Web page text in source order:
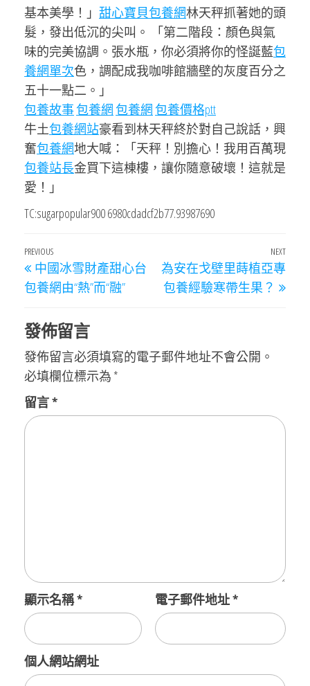
基本美學！」 甜心寶貝包養網林天秤抓著她的頭
髮，發出低沉的尖叫。 「第二階段：顏色與氣
味的完美協調。張水瓶，你必須將你的怪誕藍包
養網單次色，調配成我咖啡館牆壁的灰度百分之
五十一點二。」
包養故事包養網包養網包養價格ptt
牛土包養網站豪看到林天秤終於對自己說話，興
奮包養網地大喊：「天秤！別擔心！我用百萬現
包養站長金買下這棟樓，讓你隨意破壞！這就是
愛！」
TC:sugarpopular900 6980cdadcf2b77.93987690
文
章
導
覽
Previous
Post
PREVIOUS
中國冰雪財產甜心台
包養網由“熱”而“融”
Next
Post
NEXT
為安在戈壁里蒔植亞專
包養經驗寒帶生果？
發佈留言
發佈留言必須填寫的電子郵件地址不會公開。
必填欄位標示為 *
留言*
顯示名稱* 電子郵件地址*
個人網站網址